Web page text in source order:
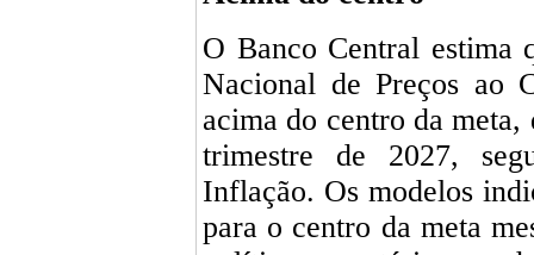
O Banco Central estima
Nacional de Preços ao
acima do centro da
trimestre de 2027,
Inflação. Os modelos
para o centro da meta